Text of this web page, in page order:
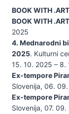
BOOK WITH .ART
BOOK WITH .ART
2025
4. Mednarodni
2025. Kulturni
15. 10. 2025 – 8.
Ex-tempore
Slovenija, 06.
Ex-tempore
Slovenija, 07.